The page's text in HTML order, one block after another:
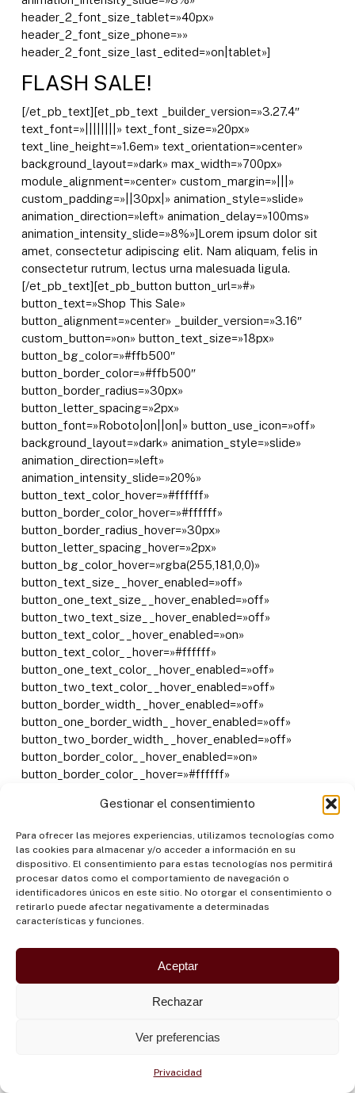
Gestionar el consentimiento
Para ofrecer las mejores experiencias, utilizamos tecnologías como
las cookies para almacenar y/o acceder a información en su
dispositivo. El consentimiento para estas tecnologías nos permitirá
procesar datos como el comportamiento de navegación o
identificadores únicos en este sitio. No otorgar el consentimiento o
retirarlo puede afectar negativamente a determinadas
características y funciones.
Aceptar
Rechazar
Ver preferencias
Privacidad
header_2_font_size_tablet=»40px»
header_2_font_size_phone=»»
header_2_font_size_last_edited=»on|tablet»]
FLASH SALE!
[/et_pb_text][et_pb_text _builder_version=»3.27.4″
text_font=»||||||||» text_font_size=»20px»
text_line_height=»1.6em» text_orientation=»center»
background_layout=»dark» max_width=»700px»
module_alignment=»center» custom_margin=»|||»
custom_padding=»||30px|» animation_style=»slide»
animation_direction=»left» animation_delay=»100ms»
animation_intensity_slide=»8%»]Lorem ipsum dolor sit
amet, consectetur adipiscing elit. Nam aliquam, felis in
consectetur rutrum, lectus urna malesuada ligula.
[/et_pb_text][et_pb_button button_url=»#»
button_text=»Shop This Sale»
button_alignment=»center» _builder_version=»3.16″
custom_button=»on» button_text_size=»18px»
button_bg_color=»#ffb500″
button_border_color=»#ffb500″
button_border_radius=»30px»
button_letter_spacing=»2px»
button_font=»Roboto|on||on|» button_use_icon=»off»
background_layout=»dark» animation_style=»slide»
animation_direction=»left»
animation_intensity_slide=»20%»
button_text_color_hover=»#ffffff»
button_border_color_hover=»#ffffff»
button_border_radius_hover=»30px»
button_letter_spacing_hover=»2px»
button_bg_color_hover=»rgba(255,181,0,0)»
button_text_size__hover_enabled=»off»
button_one_text_size__hover_enabled=»off»
button_two_text_size__hover_enabled=»off»
button_text_color__hover_enabled=»on»
button_text_color__hover=»#ffffff»
button_one_text_color__hover_enabled=»off»
button_two_text_color__hover_enabled=»off»
button_border_width__hover_enabled=»off»
button_one_border_width__hover_enabled=»off»
button_two_border_width__hover_enabled=»off»
button_border_color__hover_enabled=»on»
button_border_color__hover=»#ffffff»
button_two_border_color__hover_enabled=»off»
button_border_radius__hover=»30px»
button_one_border_radius__hover_enabled=»off»
button_two_border_radius__hover_enabled=»off»
button_letter_spacing__hover_enabled=»on»
button_letter_spacing__hover=»2px»
button_two_letter_spacing__hover_enabled=»off»
button_bg_color__hover_enabled=»on»
button_bg_color__hover=»rgba(255,181,0,0)»
button_one_bg_color__hover_enabled=»off»
[/et_pb_button][/et_pb_column][/et_pb_row]
admin_label=»Subscribe» _builder_version=»3.22″